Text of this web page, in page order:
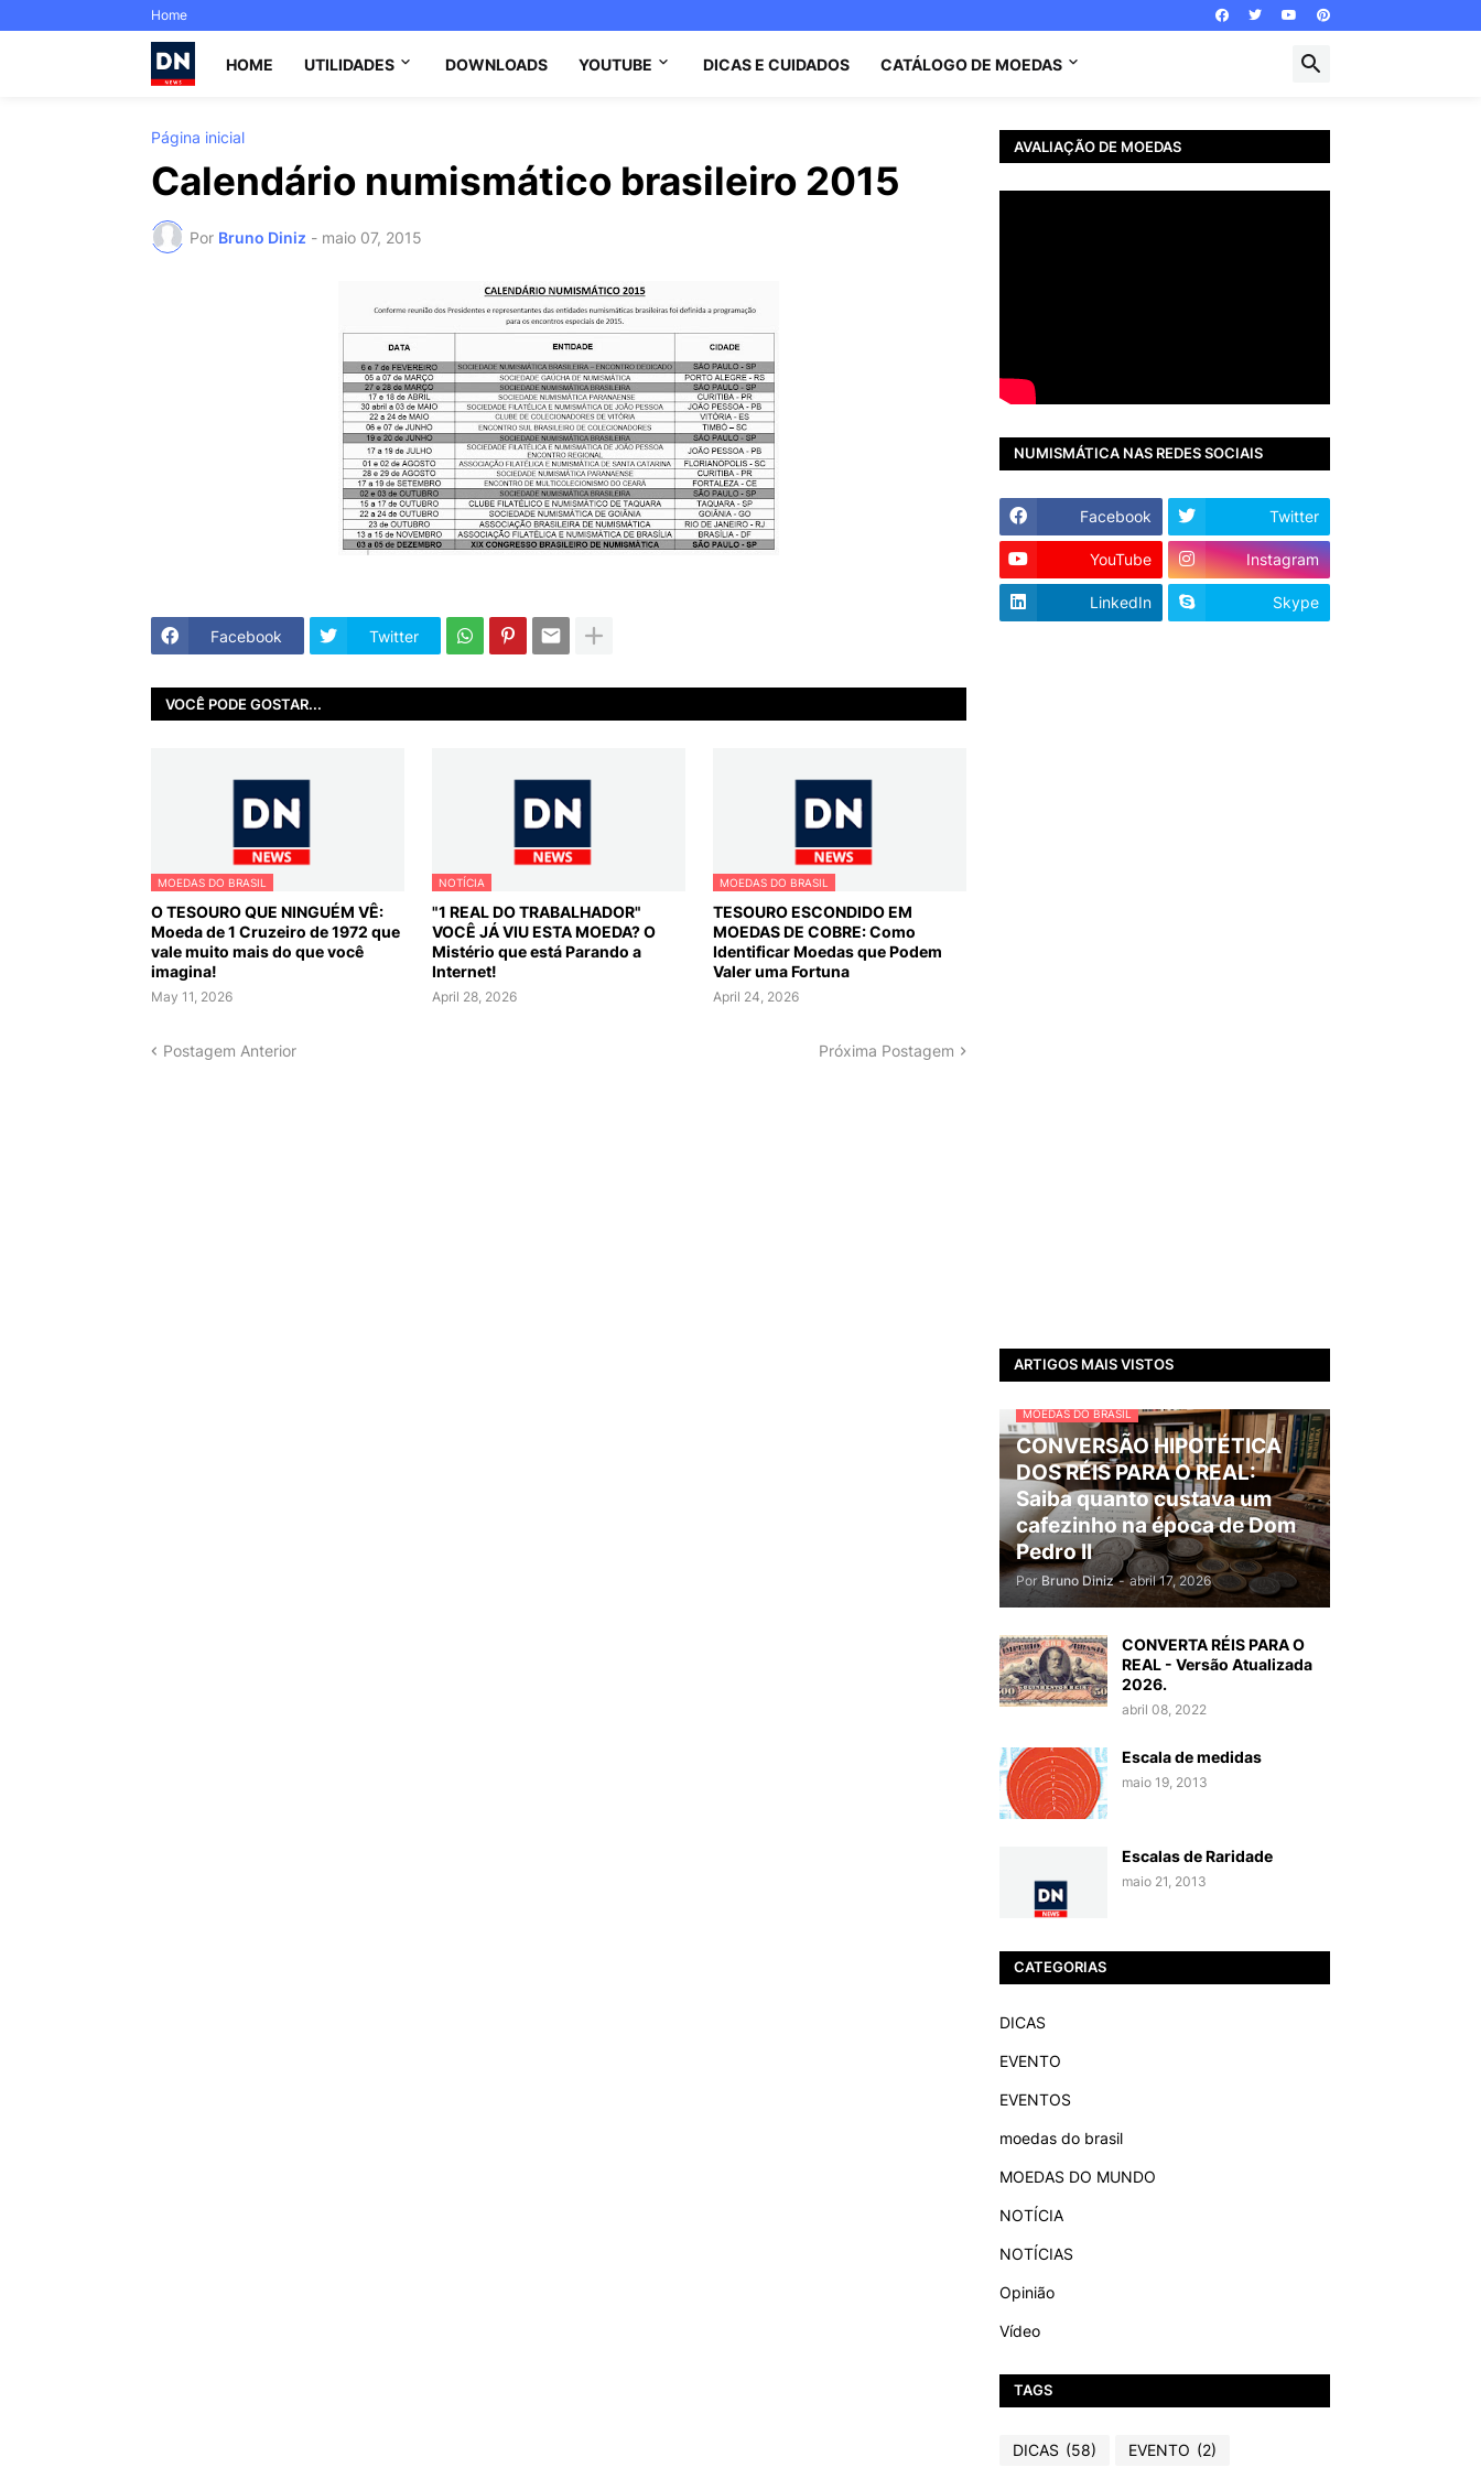
Home
HOME UTILIDADES DOWNLOADS YOUTUBE DICAS E CUIDADOS CATÁLOGO DE MOEDAS
Página inicial
Calendário numismático brasileiro 2015
Por Bruno Diniz - maio 07, 2015
Facebook Twitter
VOCÊ PODE GOSTAR...
MOEDAS DO BRASIL
O TESOURO QUE NINGUÉM VÊ:
Moeda de 1 Cruzeiro de 1972 que
vale muito mais do que você
imagina!
May 11, 2026
NOTÍCIA
"1 REAL DO TRABALHADOR"
VOCÊ JÁ VIU ESTA MOEDA? O
Mistério que está Parando a
Internet!
April 28, 2026
MOEDAS DO BRASIL
TESOURO ESCONDIDO EM
MOEDAS DE COBRE: Como
Identificar Moedas que Podem
Valer uma Fortuna
April 24, 2026
Postagem Anterior Próxima Postagem
AVALIAÇÃO DE MOEDAS
NUMISMÁTICA NAS REDES SOCIAIS
Facebook Twitter
YouTube Instagram
LinkedIn Skype
ARTIGOS MAIS VISTOS
MOEDAS DO BRASIL
CONVERSÃO HIPOTÉTICA
DOS RÉIS PARA O REAL:
Saiba quanto custava um
cafezinho na época de Dom
Pedro II
Por Bruno Diniz - abril 17, 2026
CONVERTA RÉIS PARA O
REAL - Versão Atualizada
2026.
abril 08, 2022
Escala de medidas
maio 19, 2013
Escalas de Raridade
maio 21, 2013
CATEGORIAS
DICAS
EVENTO
EVENTOS
moedas do brasil
MOEDAS DO MUNDO
NOTÍCIA
NOTÍCIAS
Opinião
Vídeo
TAGS
DICAS (58) EVENTO (2)